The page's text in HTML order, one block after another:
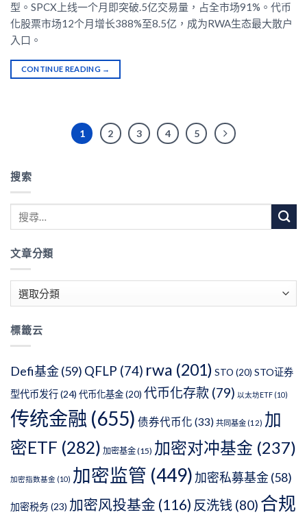
搜索
文章分類
章
類
標籤云
Defi基金(59) QFLP (74) rwa (201) STO (20) STO证券
型代币发行(24) 代币化基金(20) 代币化存款 (79) 以太坊ETF (10)
传统金融 (655) 债券代币化 (33) 共同基金 (12) 加
密ETF (282) 加密基金(15) 加密对冲基金 (237)
加密指数基金 (10) 加密监管 (449) 加密私募基金(58)
加密税务(23) 加密风投基金 (116) 反洗钱 (80) 合规
型。SPCX上线一个月即突破.5亿交易量，占全市场91%。代币
化股票市场12个月增长388%至8.5亿，成为RWA生态最大散户
入口。
CONTINUE READING →
1 2 3 4 5